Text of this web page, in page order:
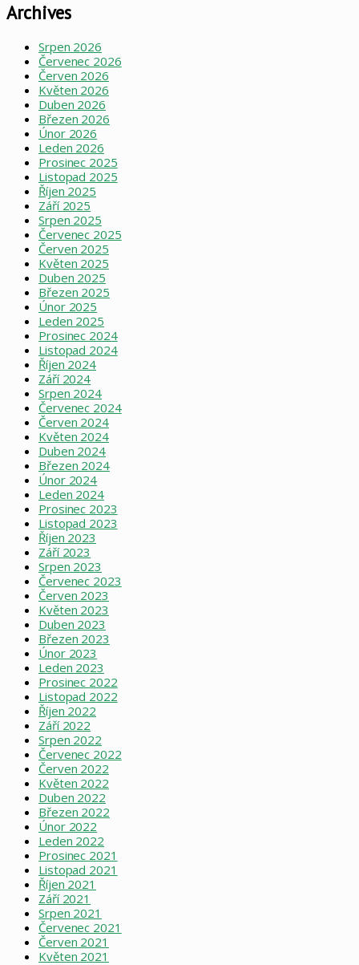
Archives
Srpen 2026
Červenec 2026
Červen 2026
Květen 2026
Duben 2026
Březen 2026
Únor 2026
Leden 2026
Prosinec 2025
Listopad 2025
Říjen 2025
Září 2025
Srpen 2025
Červenec 2025
Červen 2025
Květen 2025
Duben 2025
Březen 2025
Únor 2025
Leden 2025
Prosinec 2024
Listopad 2024
Říjen 2024
Září 2024
Srpen 2024
Červenec 2024
Červen 2024
Květen 2024
Duben 2024
Březen 2024
Únor 2024
Leden 2024
Prosinec 2023
Listopad 2023
Říjen 2023
Září 2023
Srpen 2023
Červenec 2023
Červen 2023
Květen 2023
Duben 2023
Březen 2023
Únor 2023
Leden 2023
Prosinec 2022
Listopad 2022
Říjen 2022
Září 2022
Srpen 2022
Červenec 2022
Červen 2022
Květen 2022
Duben 2022
Březen 2022
Únor 2022
Leden 2022
Prosinec 2021
Listopad 2021
Říjen 2021
Září 2021
Srpen 2021
Červenec 2021
Červen 2021
Květen 2021